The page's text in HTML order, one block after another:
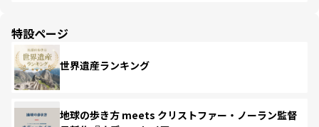
特設ページ
世界遺産ランキング
地球の歩き方 meets クリストファー・ノーラン監督